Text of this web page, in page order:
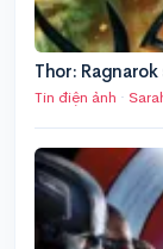
Thor:
Tin điện ảnh ·